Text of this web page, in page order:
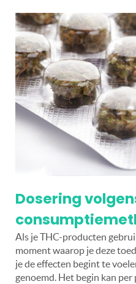
Dosering
Als je THC-producten
moment waarop je deze
je de effecten begint te
genoemd. Het begin kan